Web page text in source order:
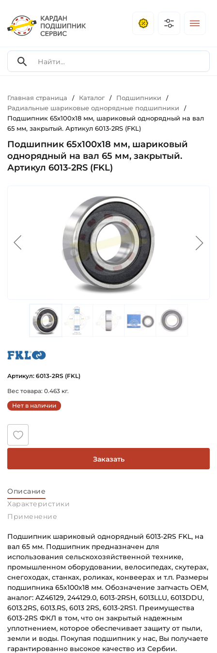
Главная страница / Каталог / Подшипники /
Радиальные шариковые однорядные подшипники /
Подшипник 65х100х18 мм, шариковый однорядный на вал
65 мм, закрытый. Артикул 6013-2RS (FKL)
Подшипник 65х100х18 мм, шариковый
однорядный на вал 65 мм, закрытый.
Артикул 6013-2RS (FKL)
Артикул: 6013-2RS (FKL)
Вес товара: 0.463 кг.
Нет в наличии
Заказать
Описание
Характеристики
Применение
Подшипник шариковый однорядный 6013-2RS FKL, на
вал 65 мм. Подшипник предназначен для
использования сельскохозяйственной технике,
промышленном оборудовании, велосипедах, скутерах,
снегоходах, станках, роликах, конвеерах и т.п. Размеры
подшипника 65х100х18 мм. Обозначение запчасть OEM,
аналог: AZ46129, 244129.0, 6013-2RSH, 6013LLU, 6013DDU,
6013.2RS, 6013.RS, 6013 2RS, 6013-2RS1. Преимущества
6013-2RS ФКЛ в том, что он закрытый надежным
уплотнением, которое обеспечивает защиту от пыли,
земли и воды. Покупая подшипник у нас, Вы получаете
гарантированно высокое качество из Сербии.